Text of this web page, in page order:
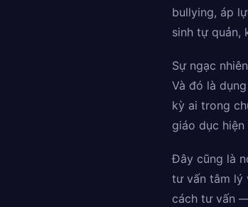
bullying, áp
sinh tự quản,
Sự ngạc
Và đó là
kỳ ai trong
giáo dục
Đây cũng là
tư vấn tâm lý
cách tư vấn